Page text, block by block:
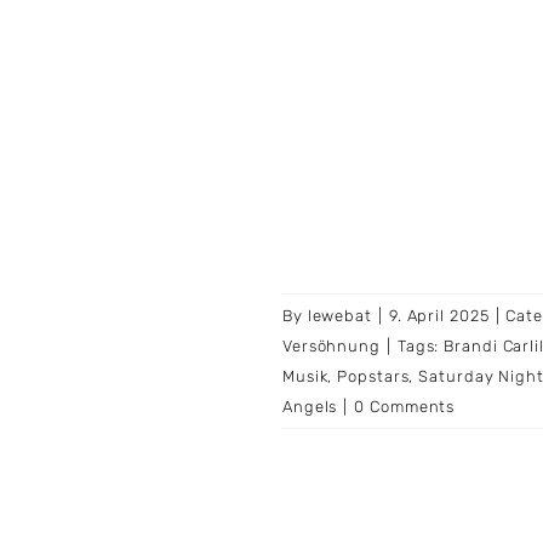
By lewebat 9. April 2025
Versöhnung
Tags: Brandi
Musik, Popstars,Saturday
Angels
0 Comments